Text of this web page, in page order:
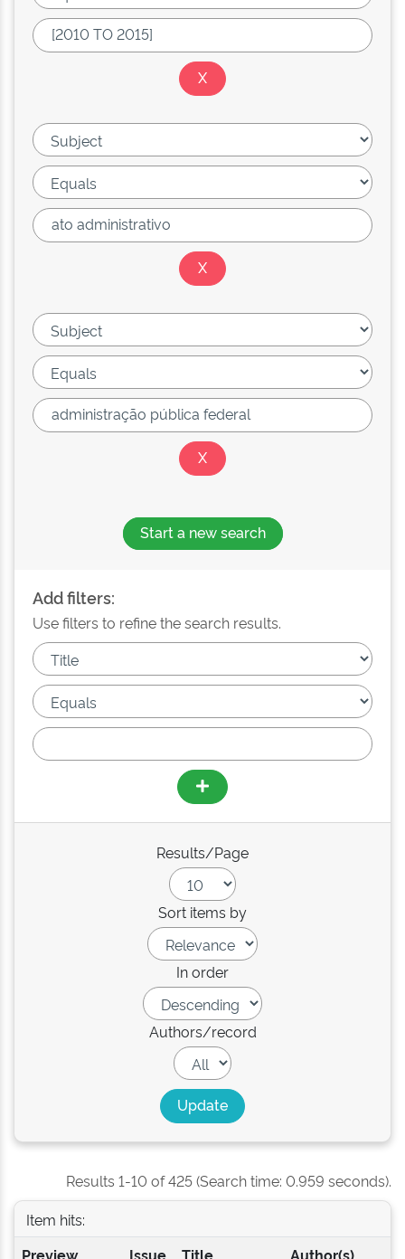
Start a new search
Add filters:
Use filters to refine the search results.
Results/Page
Sort items by
In order
Authors/record
Results 1-10 of 425 (Search time: 0.959 seconds).
Item hits:
Preview
Issue Title Author(s)